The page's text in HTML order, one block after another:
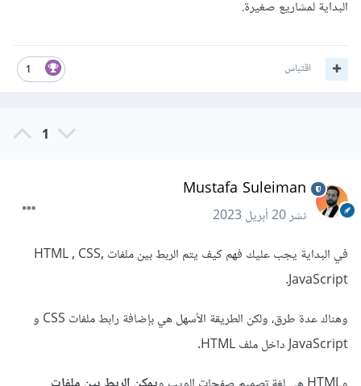
البداية لمشاريع صغيرة.
1 اقتباس
1
Mustafa Suleiman
نشر20 أبريل 2023
في البداية يجب عليك فهم كيف يتم الربط بين ملفات HTML , CSS,
JavaScript.
وهناك عدة طرق، ولكن الطريقة الأسهل هي بإضافة رابط ملفات CSS و
JavaScript داخل ملف HTML.